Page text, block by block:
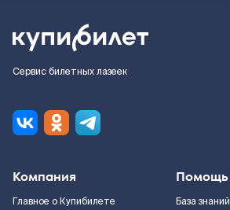
Сервис билетных лазеек
Компания
Главное о Купибилете
Помощь
База знаний